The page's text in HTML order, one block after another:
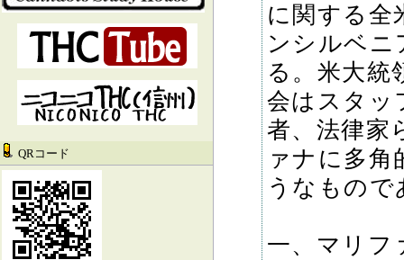
QRコード
に関する全
ンシルベニ
る。米大統
会はスタッ
者、法律家
ァナに多
うなもので
一、マリフ